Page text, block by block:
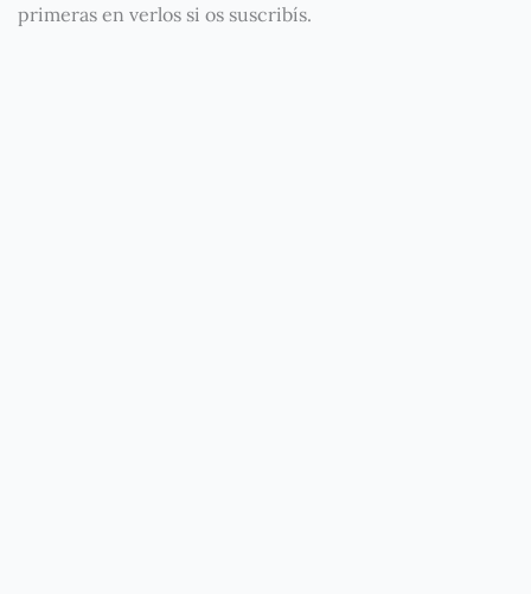
primeras en verlos si os suscribís.